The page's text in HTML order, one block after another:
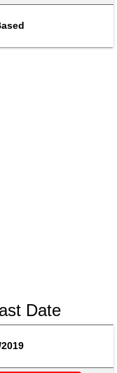
Date